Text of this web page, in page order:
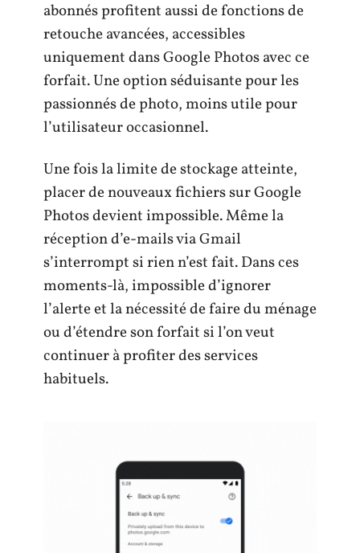
abonnés profitent aussi de fonctions de
retouche avancées, accessibles
uniquement dans Google Photos avec ce
forfait. Une option séduisante pour les
passionnés de photo, moins utile pour
l’utilisateur occasionnel.
Une fois la limite de stockage atteinte,
placer de nouveaux fichiers sur Google
Photos devient impossible. Même la
réception d’e-mails via Gmail
s’interrompt si rien n’est fait. Dans ces
moments-là, impossible d’ignorer
l’alerte et la nécessité de faire du ménage
ou d’étendre son forfait si l’on veut
continuer à profiter des services
habituels.